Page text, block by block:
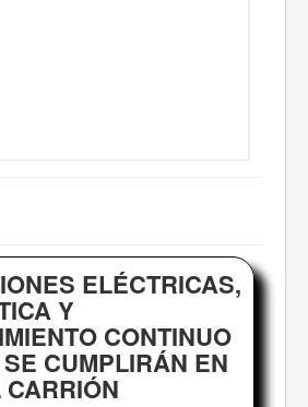
ELÉCTRICAS,
Y
CONTINUO
CUMPLIRÁN EN
CARRIÓN